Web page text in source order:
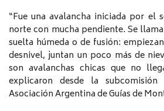
“Fue una avalancha iniciada por el
norte con mucha pendiente. Se
suelta húmeda o de fusión:
desnivel, juntan un poco más de
son avalanchas chicas que no
explicaron desde la
Asociación Argentina de Guías de